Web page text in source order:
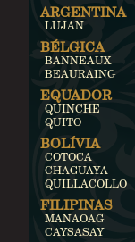
ARGENTINA
LUJAN
BÉLGICA
BANNEAUX
BEAURAING
EQUADOR
QUINCHE
QUITO
BOLÍVIA
COTOCA
CHAGUAYA
QUILLACOLLO
FILIPINAS
MANAOAG
CAYSASAY